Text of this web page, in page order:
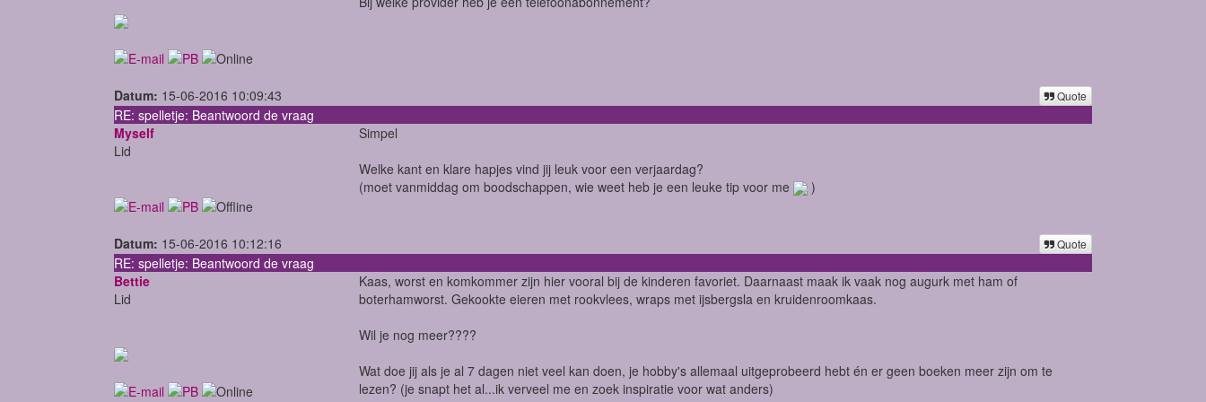
Datum: 15-06-2016 10:09:43 Quote
RE: spelletje: Beantwoord de vraag
Myself
Lid
Simpel
Welke kant en klare hapjes vind jij leuk voor een verjaardag?
(moet vanmiddag om boodschappen, wie weet heb je een leuke tip voor me
)
Datum: 15-06-2016 10:12:16 Quote
RE: spelletje: Beantwoord de vraag
Bettie
Lid
Kaas, worst en komkommer zijn hier vooral bij de kinderen favoriet. Daarnaast maak ik vaak nog augurk met ham of
boterhamworst. Gekookte eieren met rookvlees, wraps met ijsbergsla en kruidenroomkaas.
Wil je nog meer????
Wat doe jij als je al 7 dagen niet veel kan doen, je hobby's allemaal uitgeprobeerd hebt én er geen boeken meer zijn om te
lezen? (je snapt het al...ik verveel me en zoek inspiratie voor wat anders)